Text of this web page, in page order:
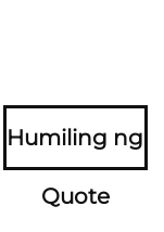
Humiling ng
Quote